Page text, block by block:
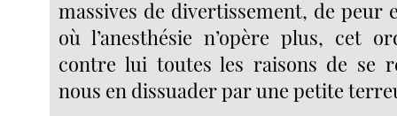
massives de divertissement, de peur
où l’anesthésie n’opère plus, cet
contre lui toutes les raisons de se
nous en dissuader par une petite